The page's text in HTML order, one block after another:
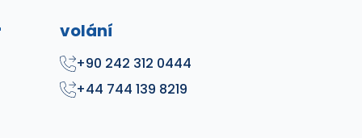
volání
+90 242 312 0444
+44 744 139 8219